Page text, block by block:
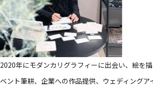
2020年にモダンカリグラフィーに出会い、絵を
ベント筆耕、企業への作品提供、ウェディング